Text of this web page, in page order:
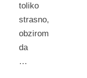
toliko
strasno,
obzirom
da
…